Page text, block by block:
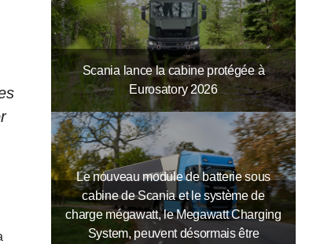
Scania lance la cabine protégée à
Eurosatory 2026
Le nouveau module de batterie sous
cabine de Scania et le système de
charge mégawatt, le Megawatt Charging
System, peuvent désormais être